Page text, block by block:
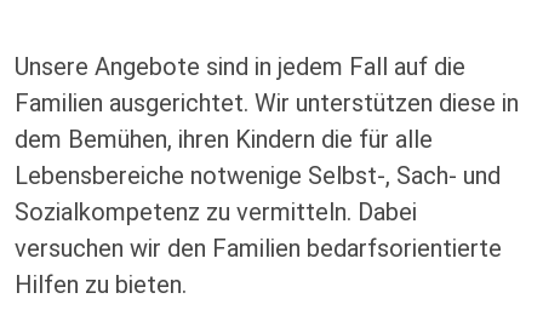
Unsere Angebote sind in jedem Fall auf die
Familien ausgerichtet. Wir unterstützen diese in
dem Bemühen, ihren Kindern die für alle
Lebensbereiche notwenige Selbst-, Sach- und
Sozialkompetenz zu vermitteln. Dabei
versuchen wir den Familien bedarfsorientierte
Hilfen zu bieten.